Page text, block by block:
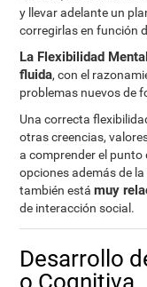
y llevar adelante un
corregirlas en función
La Flexibilidad
fluida, con el
problemas nuevos de
Una correcta
otras creencias,
a comprender el
opciones además de
también estámuy
de interacción social.
Desarrollo
o Cognitiva